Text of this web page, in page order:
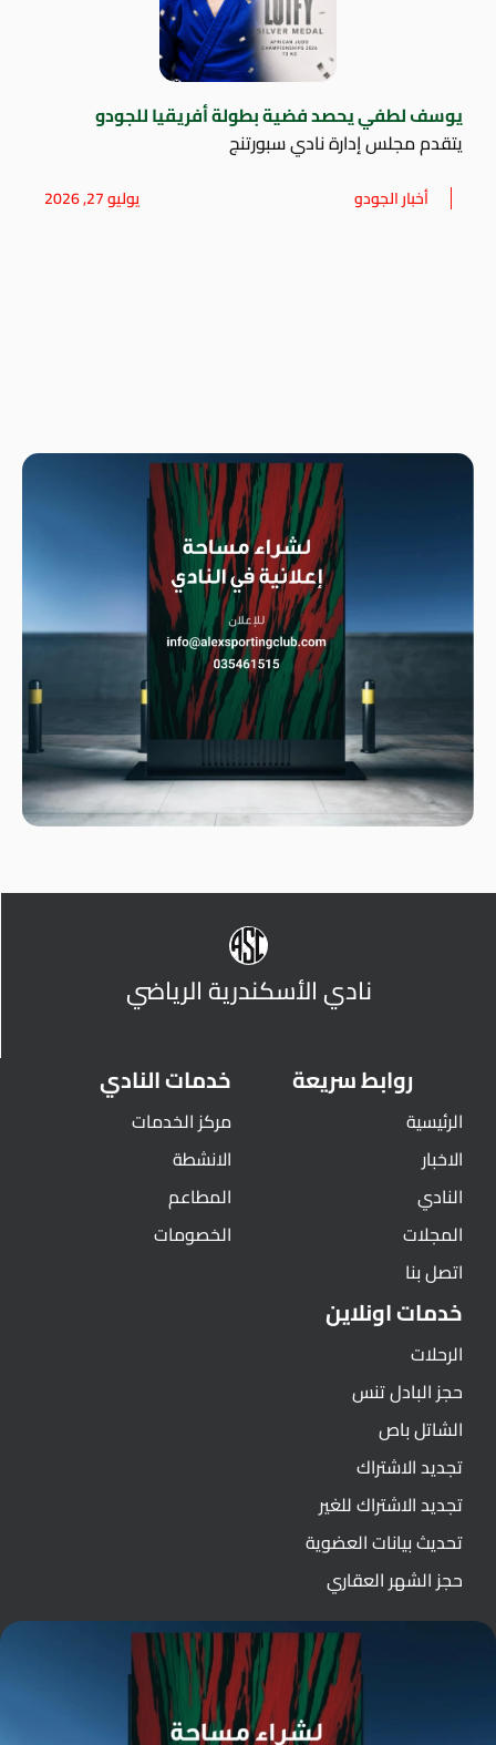
يوسف لطفي يحصد فضية بطولة أفريقيا للجودو
يتقدم مجلس إدارة نادي سبورتنج
أخبار الجودو يوليو 27, 2026
نادي الأسكندرية الرياضي
روابط سريعة
الرئيسية
الاخبار
النادي
المجلات
اتصل بنا
خدمات النادي
مركز الخدمات
الانشطة
المطاعم
الخصومات
خدمات اونلاين
الرحلات
حجز البادل تنس
الشاتل باص
تجديد الاشتراك
تجديد الاشتراك للغير
تحديث بيانات العضوية
حجز الشهر العقاري